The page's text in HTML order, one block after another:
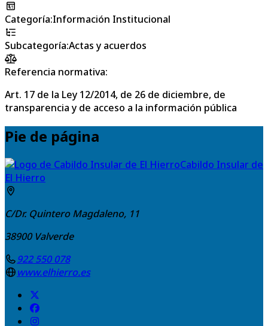
Categoría:Información Institucional
Subcategoría:Actas y acuerdos
Referencia normativa:
Art. 17 de la Ley 12/2014, de 26 de diciembre, de
transparencia y de acceso a la información pública
Pie de página
Cabildo Insular de
El Hierro
C/Dr. Quintero Magdaleno, 11
38900 Valverde
922 550 078
www.elhierro.es